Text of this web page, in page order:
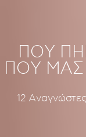
ΠΟΥ
ΠΟΥ ΜΑΣ
12